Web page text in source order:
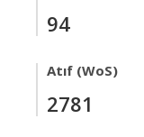
94
Atıf (WoS)
2781